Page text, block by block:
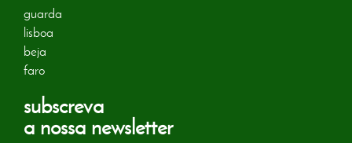
guarda
lisboa
beja
faro
subscreva
a nossa newsletter